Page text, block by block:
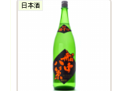
日本酒